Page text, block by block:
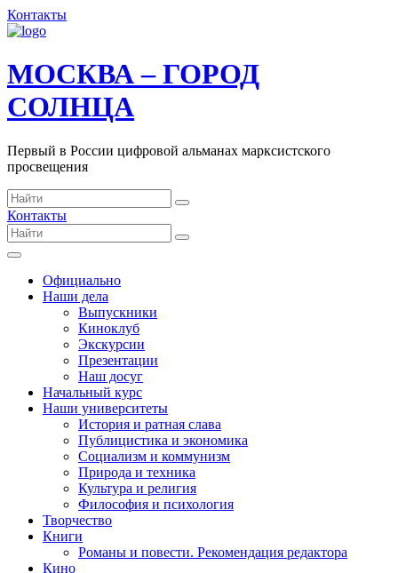
Контакты
МОСКВА – ГОРОД
СОЛНЦА
Первый в России цифровой альманах марксистского
просвещения
Контакты
Официально
Наши дела
Выпускники
Киноклуб
Экскурсии
Презентации
Наш досуг
Начальный курс
Наши университеты
История и ратная слава
Публицистика и экономика
Социализм и коммунизм
Природа и техника
Культура и религия
Философия и психология
Творчество
Книги
Романы и повести. Рекомендация редактора
Кино